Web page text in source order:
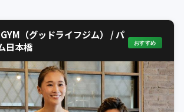
（グッドライフジム） / パ
日本橋
おすすめ